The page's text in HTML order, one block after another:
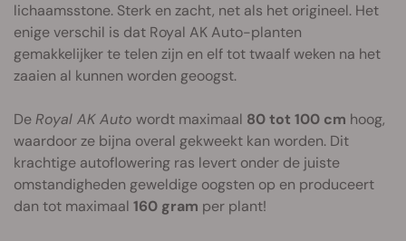
lichaamsstone. Sterk en zacht, net als het origineel. Het
enige verschil is dat Royal AK Auto-planten
gemakkelijker te telen zijn en elf tot twaalf weken na het
zaaien al kunnen worden geoogst.
DeRoyal AK Auto wordt maximaal 80 tot 100 cm hoog,
waardoor ze bijna overal gekweekt kan worden. Dit
krachtige autoflowering ras levert onder de juiste
omstandigheden geweldige oogsten op en produceert
dan tot maximaal 160 gram per plant!